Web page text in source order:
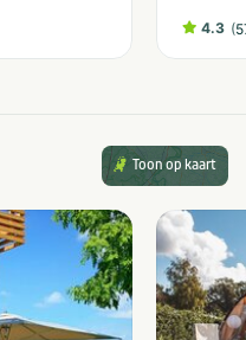
4.3 (
Toon op kaart